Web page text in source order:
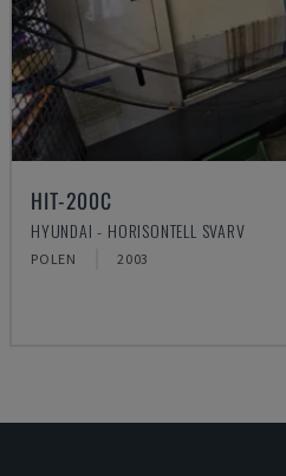
HIT-200C
HYUNDAI - HORISONTELL SVARV
POLEN 2003